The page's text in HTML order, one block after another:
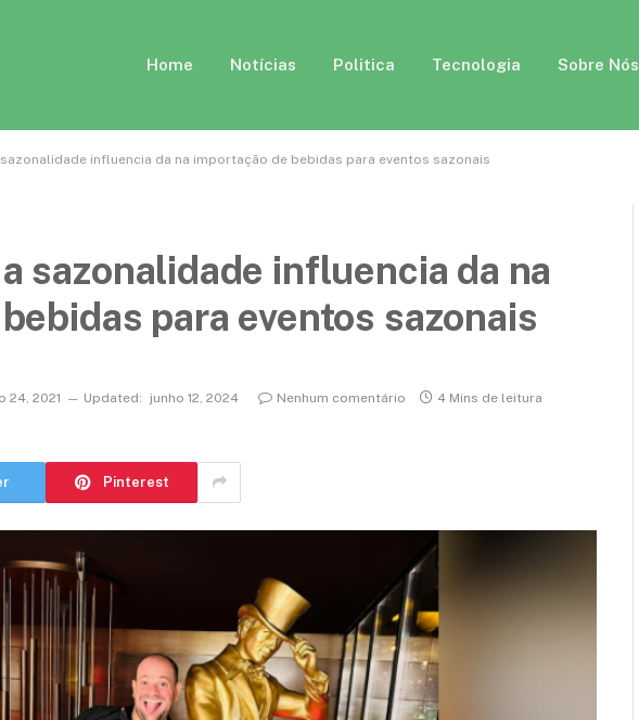
Home Notícias Politica Tecnologia Sobre Nós
influencia da na importação de bebidas para eventos sazonais
sazonalidade influencia da na
para eventos sazonais
24, 2021 Updated: junho 12, 2024 Nenhum comentário 4 Mins de leitura
Pinterest